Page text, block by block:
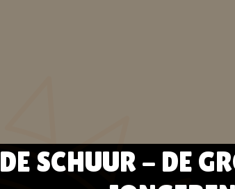
DE SCHUUR - DE